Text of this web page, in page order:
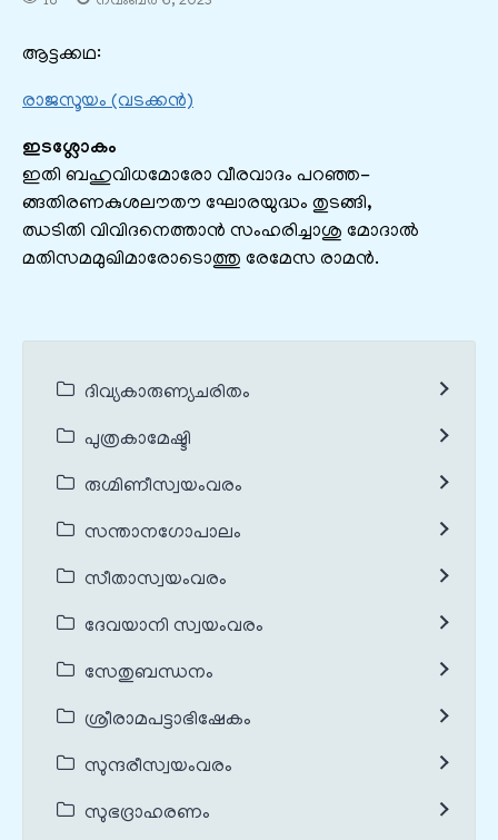
ആട്ടക്കഥ:
രാജസൂയം (വടക്കൻ)
ഇടശ്ലോകം
ഇതി ബഹുവിധമോരോ വീരവാദം പറഞ്ഞ-
ങ്ങതിരണകുശലൗതൗ ഘോരയുദ്ധം തുടങ്ങി,
ഝടിതി വിവിദനെത്താൻ സംഹരിച്ചാശു മോദാൽ
മതിസമമുഖിമാരോടൊത്തു രേമേസ രാമൻ.
ദിവ്യകാരുണ്യചരിതം
പുത്രകാമേഷ്ടി
രുഗ്മിണീസ്വയംവരം
സന്താനഗോപാലം
സീതാസ്വയംവരം
ദേവയാനി സ്വയംവരം
സേതുബന്ധനം
ശ്രീരാമപട്ടാഭിഷേകം
സുന്ദരീസ്വയംവരം
സുഭദ്രാഹരണം